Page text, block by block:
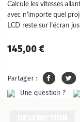
Calcule les vitesses
avec n'importe quel
LCD reste sur l'écran
145,00 €
Partager :
Une question ?